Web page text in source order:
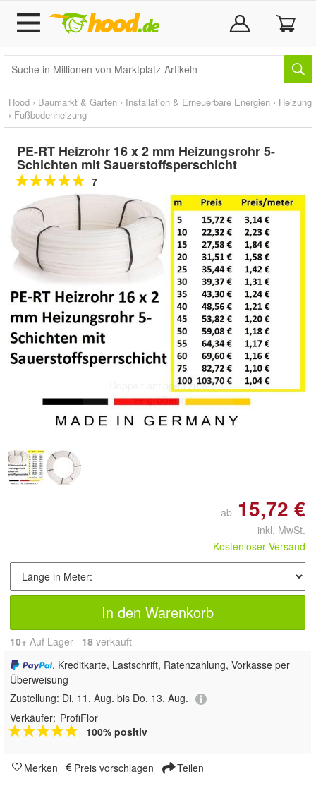
Hood › Baumarkt & Garten › Installation & Erneuerbare Energien › Heizung
› Fußbodenheizung
PE-RT Heizrohr 16 x 2 mm Heizungsrohr 5-
Schichten mit Sauerstoffsperschicht
7
Doppelt antippen zum
vergrößern
ab 15,72 €
inkl. MwSt.
Kostenloser Versand
In den Warenkorb
10+ Auf Lager 18 verkauft
, Kreditkarte, Lastschrift, Ratenzahlung, Vorkasse per
Überweisung
Zustellung: Di, 11. Aug. bis Do, 13. Aug.
Verkäufer: ProfiFlor
100% positiv
Merken Preis vorschlagen Teilen